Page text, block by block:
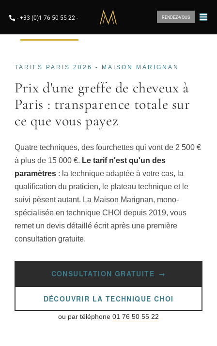
- +33 (0)1 76 50 55 22 - RENDEZ-VOUS
TARIFS PARIS 2026 - MAISON MARIGNAN
Prix d'une greffe de cheveux à
Paris : transparence totale sur
ce que vous payez
Quatre techniques, des fourchettes qui vont de 2 500 €
à plus de 15 000 €. Le tarif n'est qu'un des
paramètres : la technique adaptée à votre cas, la
qualification du praticien, le plateau technique et le
suivi pèsent autant. La Maison Marignan, mono-
spécialisée en technique CHOI depuis 2019, vous
remet un devis détaillé écrit après une première
consultation gratuite.
CONSULTATION GRATUITE
DÉCOUVRIR LA TECHNIQUE CHOI
ou par téléphone 01 76 50 55 22